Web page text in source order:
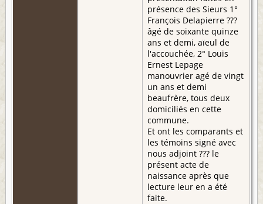
présence des Sieurs 1°
François Delapierre ???
âgé de soixante quinze
ans et demi, aïeul de
l'accouchée, 2° Louis
Ernest Lepage
manouvrier agé de vingt
un ans et demi
beaufrère, tous deux
domiciliés en cette
commune.
Et ont les comparants et
les témoins signé avec
nous adjoint ??? le
présent acte de
naissance après que
lecture leur en a été
faite.